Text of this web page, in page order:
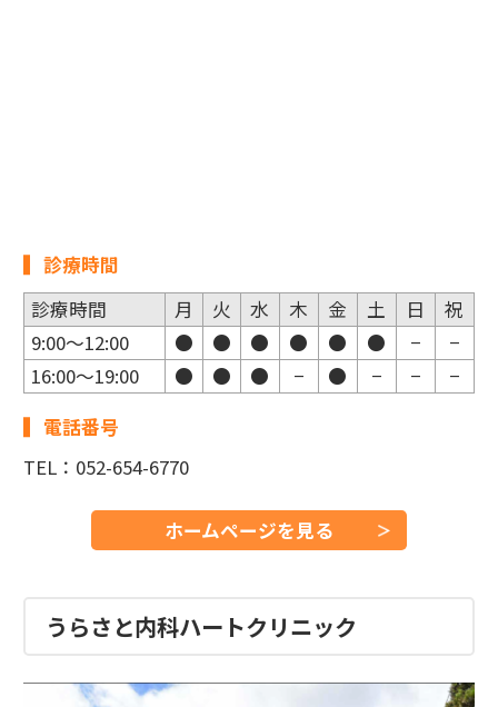
診療時間
診療時間
月 火 水 木 金 土 日
祝
9:00～12:00
● ● ● ● ● ● −
−
16:00～19:00
● ● ● − ● − −
−
電話番号
TEL：052-654-6770
ホームページを見る
うらさと内科ハートクリニック